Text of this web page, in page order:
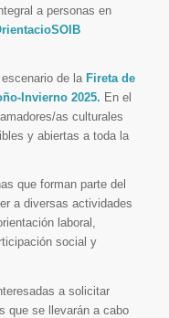
a personas en
de la Fireta de
Invierno 2025. En el
as culturales
y abiertas a toda la
que forman parte del
a diversas actividades
laboral,
social y
a solicitar
que se llevarán a cabo